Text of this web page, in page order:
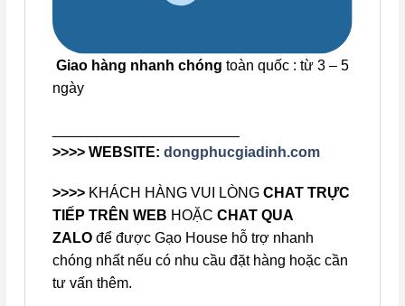
Giao hàng nhanh chóng toàn quốc : từ 3 – 5
ngày
>>>> WEBSITE: dongphucgiadinh.com
>>>> KHÁCH HÀNG VUI LÒNG CHAT TRỰC
TIẾP TRÊN WEB HOẶC CHAT QUA
ZALO để được Gạo House hỗ trợ nhanh
chóng nhất nếu có nhu cầu đặt hàng hoặc cần
tư vấn thêm.